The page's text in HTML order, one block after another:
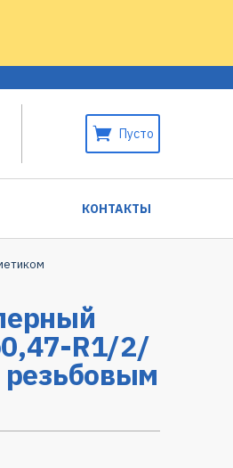
Пусто
КОНТАКТЫ
R1/2/